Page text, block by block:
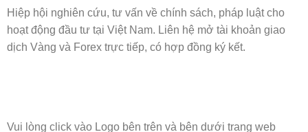
Hiệp hội nghiên cứu, tư vấn về chính sách, pháp luật cho
hoạt động đầu tư tại Việt Nam. Liên hệ mở tài khoản giao
dịch Vàng và Forex trực tiếp, có hợp đồng ký kết.
Vui lòng click vào Logo bên trên và bên dưới trang web